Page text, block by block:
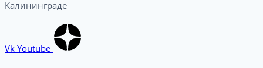
Калининграде
Vk Youtube